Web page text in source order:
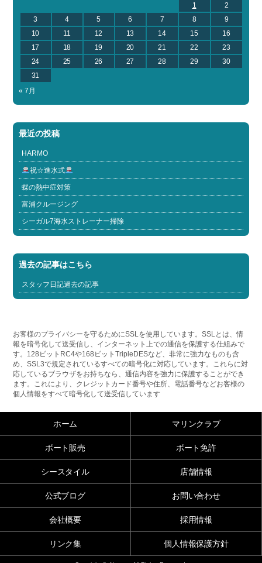
1
2
3
4 5 6 7 8
9
10
11 12 13 14 15
16
17
18 19 20 21 22
23
24
25 26 27 28 29
30
31
« 7月
最近の投稿
HARMO
祝☆進水式
蝶の熱中症対策
富浦クルージング
シーガル7海水ストレーナー掃除
過去の記事はこちら
スタッフ日記過去の記事
お客様のプライバシーを守るためにSSLを使用しています。SSLとは、情
報を暗号化して送受信し、インターネット上での通信を保護する仕組みで
す。128ビットRC4や168ビットTripleDESなど、非常に強力なものも含
め、SSL3で規定されているすべての暗号化に対応しています。これらに対
応しているブラウザをお持ちなら、通信内容を強力に保護することができ
ます。これにより、クレジットカード番号や住所、電話番号などお客様の
個人情報をすべて暗号化して送受信しています
ホーム マリンクラブ
ボート販売 ボート免許
シースタイル 店舗情報
公式ブログ お問い合わせ
会社概要 採用情報
リンク集 個人情報保護方針